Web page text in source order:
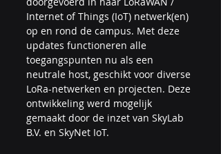
Internet of Things (IoT) netwerk(en)
op en rond de campus. Met deze
updates functioneren alle
toegangspunten nu als een
neutrale host, geschikt voor diverse
LoRa-netwerken en projecten. Deze
ontwikkeling werd mogelijk
gemaakt door de inzet van SkyLab
B.V. en SkyNet IoT.